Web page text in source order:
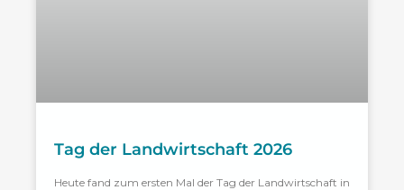
Tag der Landwirtschaft 2026
Heute fand zum ersten Mal der Tag der Landwirtschaft in